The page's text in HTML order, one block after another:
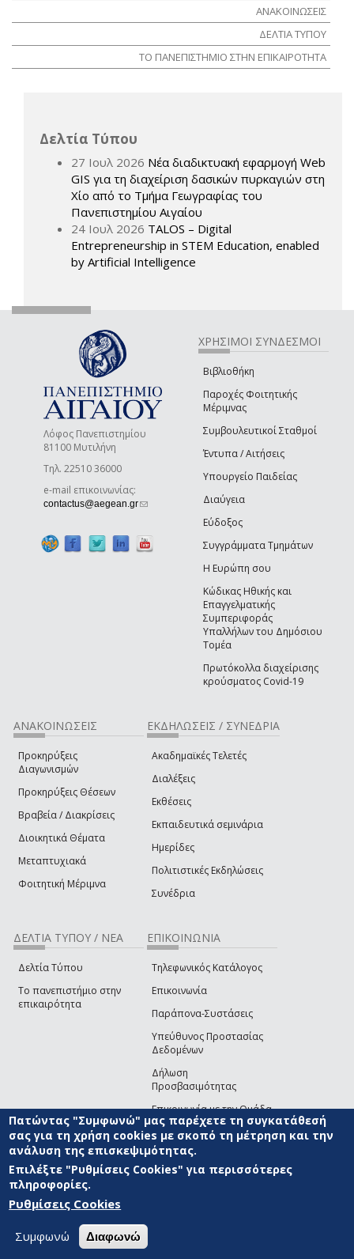
ΑΝΑΚΟΙΝΩΣΕΙΣ
ΔΕΛΤΙΑ ΤΥΠΟΥ
ΤΟ ΠΑΝΕΠΙΣΤΗΜΙΟ ΣΤΗΝ ΕΠΙΚΑΙΡΟΤΗΤΑ
Δελτία Τύπου
27 Ιουλ 2026 Νέα διαδικτυακή εφαρμογή Web
GIS για τη διαχείριση δασικών πυρκαγιών στη
Χίο από το Τμήμα Γεωγραφίας του
Πανεπιστημίου Αιγαίου
24 Ιουλ 2026 TALOS – Digital
Entrepreneurship in STEM Education, enabled
by Artificial Intelligence
Λόφος Πανεπιστημίου
81100 Μυτιλήνη
Τηλ. 22510 36000
e-mail επικοινωνίας:
contactus@aegean.gr(link sends e-mail)
ΧΡΗΣΙΜΟΙ ΣΥΝΔΕΣΜΟΙ
Βιβλιοθήκη
Παροχές Φοιτητικής
Μέριμνας
Συμβουλευτικοί Σταθμοί
Έντυπα / Αιτήσεις
Υπουργείο Παιδείας
Διαύγεια
Εύδοξος
Συγγράμματα Τμημάτων
Η Ευρώπη σου
Κώδικας Ηθικής και
Επαγγελματικής
Συμπεριφοράς
Υπαλλήλων του Δημόσιου
Τομέα
Πρωτόκολλα διαχείρισης
κρούσματος Covid-19
ΑΝΑΚΟΙΝΩΣΕΙΣ
Προκηρύξεις
Διαγωνισμών
Προκηρύξεις Θέσεων
Βραβεία / Διακρίσεις
Διοικητικά Θέματα
Μεταπτυχιακά
Φοιτητική Μέριμνα
ΕΚΔΗΛΩΣΕΙΣ / ΣΥΝΕΔΡΙΑ
Ακαδημαϊκές Τελετές
Διαλέξεις
Εκθέσεις
Εκπαιδευτικά σεμινάρια
Ημερίδες
Πολιτιστικές Εκδηλώσεις
Συνέδρια
ΔΕΛΤΙΑ ΤΥΠΟΥ / ΝΕΑ
Δελτία Τύπου
Το πανεπιστήμιο στην
επικαιρότητα
ΕΠΙΚΟΙΝΩΝΙΑ
Τηλεφωνικός Κατάλογος
Επικοινωνία
Παράπονα-Συστάσεις
Υπεύθυνος Προστασίας
Δεδομένων
Δήλωση
Προσβασιμότητας
Επικοινωνία με την Ομάδα
Ανάπτυξης του site(link sends e-mail)
© ΠΑΝΕΠΙΣΤΗΜΙΟ ΑΙΓΑΙΟΥ ΟΡΟΙ ΧΡΗΣΗΣ
ΑΝΑΠΤΥΞΗΣ
Πατώντας "Συμφωνώ" μας παρέχετε τη συγκατάθεσή
σας για τη χρήση cookies με σκοπό τη μέτρηση και την
ανάλυση της επισκεψιμότητας.
Επιλέξτε "Ρυθμίσεις Cookies" για περισσότερες
πληροφορίες.
Ρυθμίσεις Cookies
Συμφωνώ Διαφωνώ